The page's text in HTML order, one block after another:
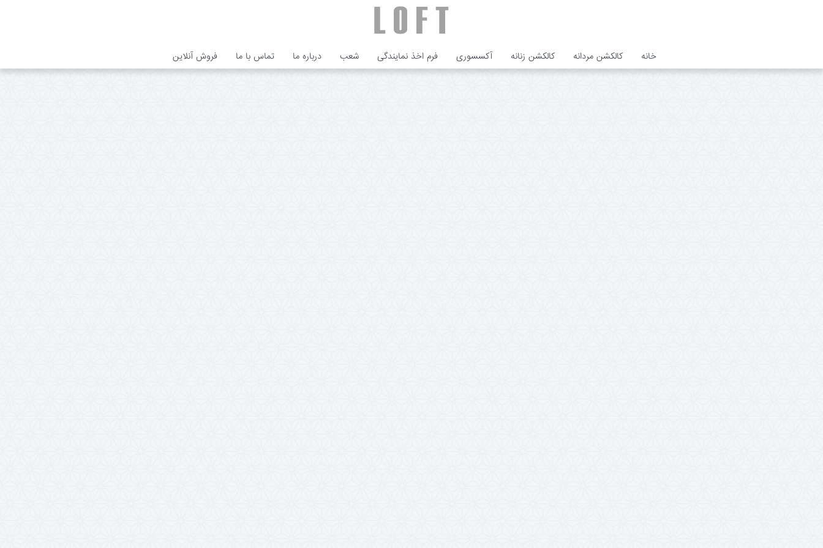
خانه کالکشن مردانه کالکشن زنانه آکسسوری فرم اخذ نمایندگی شعب درباره ما تماس با ما فروش آنلاین